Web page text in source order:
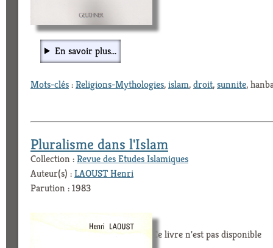
En savoir plus...
Mots-clés:Religions-Mythologies,islam,droit,sunnite,
Pluralisme dans l'Islam
Collection :Revue des Etudes Islamiques
Auteur(s) :LAOUST Henri
Parution : 1983
Ce livre n'est pas disponible